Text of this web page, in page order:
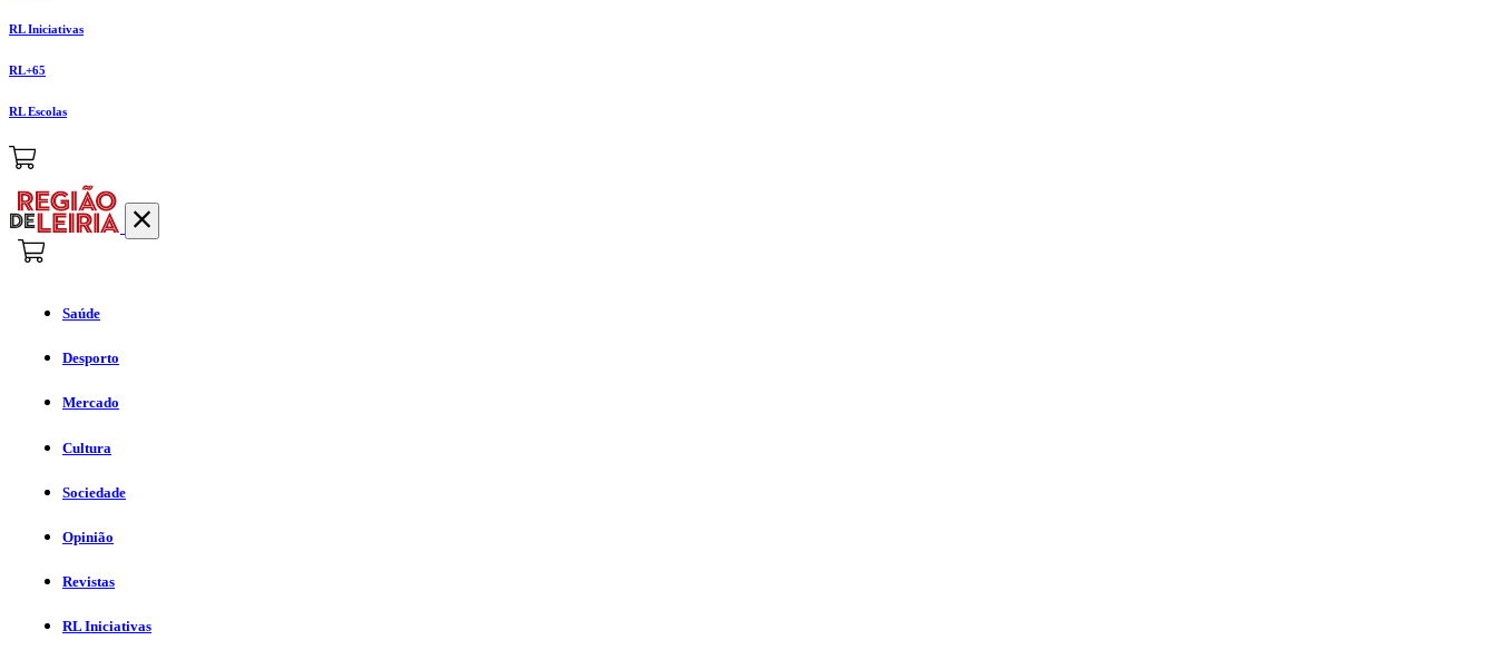
RL Iniciativas
RL+65
RL Escolas
Saúde
Desporto
Mercado
Cultura
Sociedade
Opinião
Revistas
RL Iniciativas